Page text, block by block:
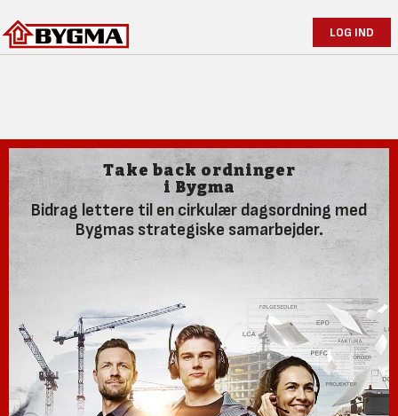
LOG IND
Take back ordninger
i Bygma
Bidrag lettere til en cirkulær dagsordning med
Bygmas strategiske samarbejder.